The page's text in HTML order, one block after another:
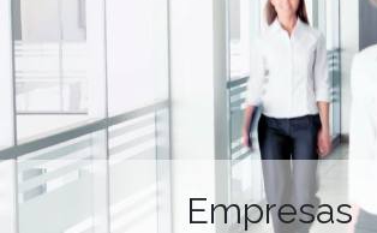
Empresas